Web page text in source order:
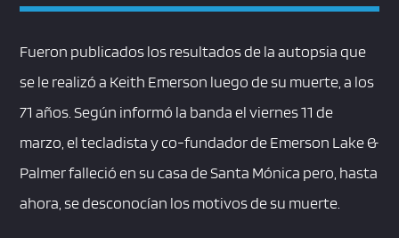
Fueron publicados los resultados de la autopsia que
se le realizó a Keith Emerson luego de su muerte, a los
71 años. Según informó la banda el viernes 11 de
marzo, el tecladista y co-fundador de Emerson Lake &
Palmer falleció en su casa de Santa Mónica pero, hasta
ahora, se desconocían los motivos de su muerte.